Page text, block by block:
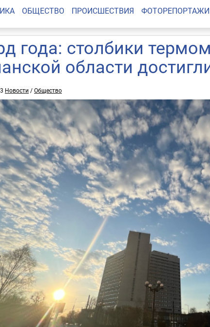
ОБЩЕСТВО ПРОИСШЕСТВИЯ ФОТОРЕПОРТАЖИ
года: столбики
области
Новости /Общество